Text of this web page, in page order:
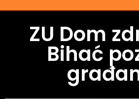
ZU Dom
Bihać